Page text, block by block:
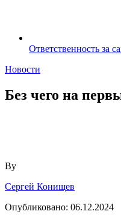
Ответственность за
Новости
Без чего на
By
Сергей Конищев
Опубликовано: 06.12.2024